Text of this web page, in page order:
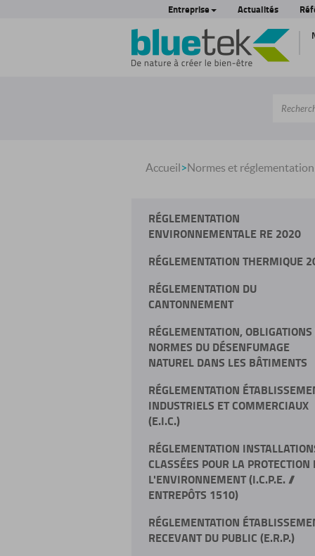
Entreprise Actualités
Accueil>Normes et réglementation
RÉGLEMENTATION
ENVIRONNEMENTALE RE 2020
RÉGLEMENTATION THERMIQUE
RÉGLEMENTATION DU
CANTONNEMENT
RÉGLEMENTATION, OBLIGATIONS
NORMES DU DÉSENFUMAGE
NATUREL DANS LES BÂTIMENTS
RÉGLEMENTATION
INDUSTRIELS ET COMMERCIAUX
(E.I.C.)
RÉGLEMENTATION
CLASSÉES POUR LA PROTECTION
L'ENVIRONNEMENT (I.C.P.E. //
ENTREPÔTS 1510)
RÉGLEMENTATION
RECEVANT DU PUBLIC (E.R.P.)